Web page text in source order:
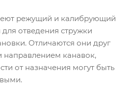
режущий и калибрующий
отведения стружки
Отличаются они друг
направлением канавок,
от назначения могут быть